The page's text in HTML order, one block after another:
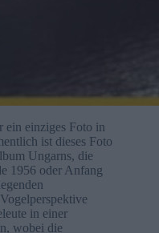
ein einziges Foto in
ist dieses Foto
Ungarns, die
1956 oder Anfang
in einer
wobei die